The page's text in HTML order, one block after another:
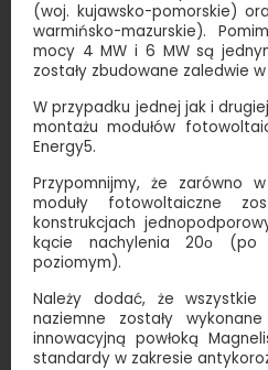
(woj. kujawsko-pomorskie)
warmińsko-mazurskie).
mocy 4 MW i 6 MW są
zostały zbudowane zaledwie
W przypadku jednej jak i
montażu modułów
Energy5.
Przypomnijmy, że zarówno
moduły fotowoltaiczne
konstrukcjach
kącie nachylenia 20ο (po
poziomym).
Należy dodać, że wszystkie
naziemne zostały
innowacyjną powłoką
standardy w zakresie